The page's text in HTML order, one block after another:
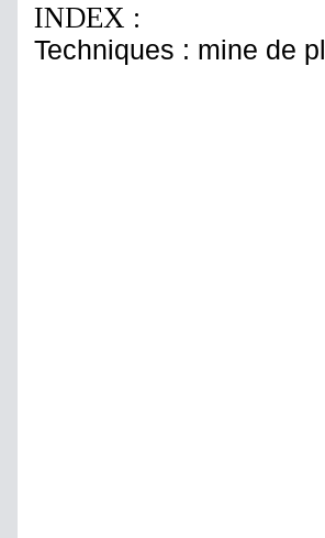
INDEX :
Techniques : mine de